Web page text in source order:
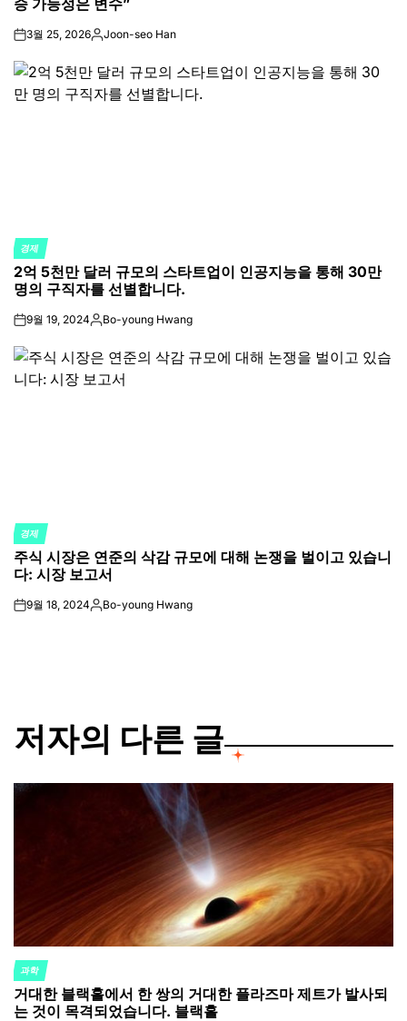
승 가능성은 변수”
on3월 25, 2026Posted
Joon-seo Han
POSTED
IN
경제
2억 5천만 달러 규모의 스타트업이 인공지능을 통해 30만
명의 구직자를 선별합니다.
on9월 19, 2024Posted
Bo-young Hwang
POSTED
IN
경제
주식 시장은 연준의 삭감 규모에 대해 논쟁을 벌이고 있습니
다: 시장 보고서
on9월 18, 2024Posted
Bo-young Hwang
저자의 다른 글
POSTED
IN
과학
거대한 블랙홀에서 한 쌍의 거대한 플라즈마 제트가 발사되
는 것이 목격되었습니다. 블랙홀